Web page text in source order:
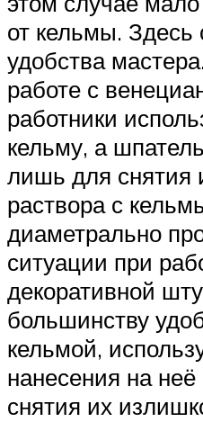
от кельмы. Здесь
удобства
работе с
работники
кельму, а
лишь для снятия
раствора с
диаметрально
ситуации при
декоративной
большинству
кельмой,
нанесения на
снятия их